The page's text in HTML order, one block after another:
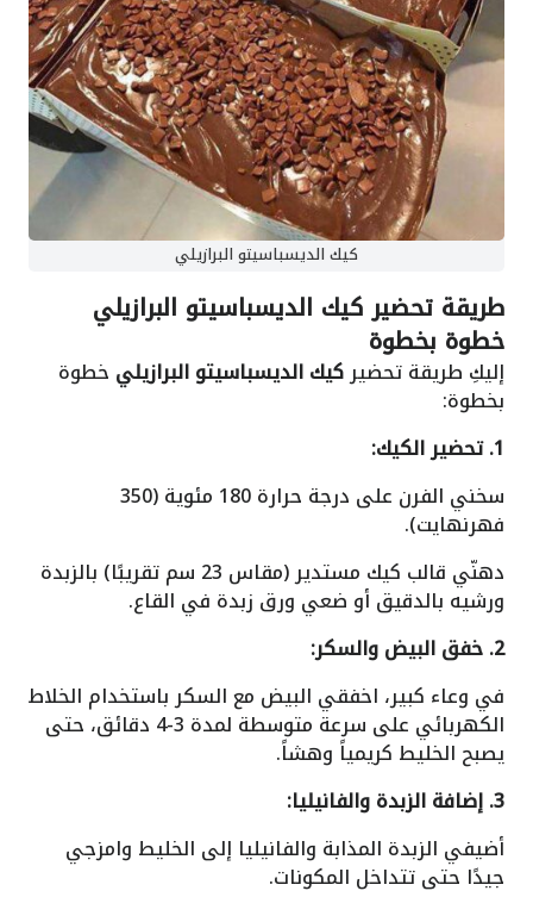
كيك الديسباسيتو البرازيلي
طريقة تحضير كيك الديسباسيتو البرازيلي
خطوة بخطوة
إليكِ طريقة تحضيركيك الديسباسيتو البرازيلي خطوة
بخطوة:
1. تحضير الكيك:
سخني الفرن على درجة حرارة 180 مئوية (350
فهرنهايت).
دهنّي قالب كيك مستدير (مقاس 23 سم تقريبًا) بالزبدة
ورشيه بالدقيق أو ضعي ورق زبدة في القاع.
2. خفق البيض والسكر:
في وعاء كبير، اخفقي البيض مع السكر باستخدام الخلاط
الكهربائي على سرعة متوسطة لمدة 3-4 دقائق، حتى
يصبح الخليط كريمياً وهشاً.
3. إضافة الزبدة والفانيليا:
أضيفي الزبدة المذابة والفانيليا إلى الخليط وامزجي
جيدًا حتى تتداخل المكونات.